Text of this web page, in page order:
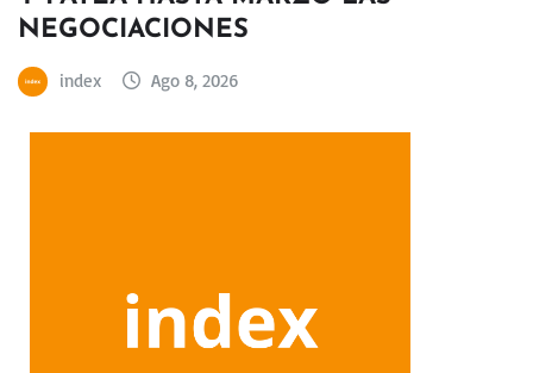
NEGOCIACIONES
index Ago 8, 2026